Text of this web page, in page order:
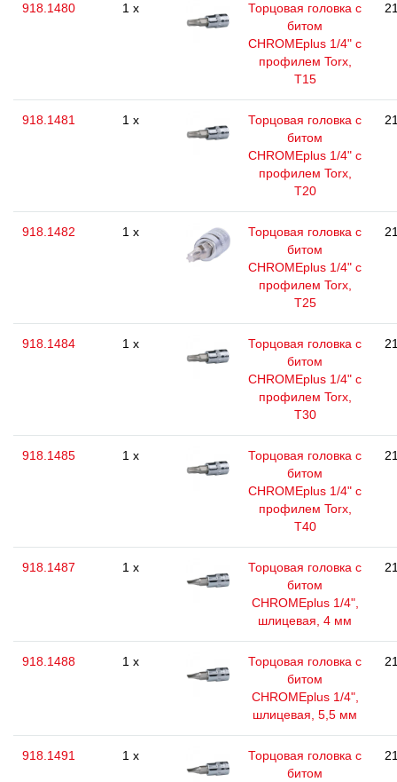
918.1480 1 x
Торцовая головка с
битом
CHROMEplus 1/4" с
профилем Torx,
T15
918.1481 1 x
Торцовая головка с
битом
CHROMEplus 1/4" с
профилем Torx,
T20
918.1482 1 x
Торцовая головка с
битом
CHROMEplus 1/4" с
профилем Torx,
T25
918.1484 1 x
Торцовая головка с
битом
CHROMEplus 1/4" с
профилем Torx,
T30
918.1485 1 x
Торцовая головка с
битом
CHROMEplus 1/4" с
профилем Torx,
T40
918.1487 1 x
Торцовая головка с
битом
CHROMEplus 1/4",
шлицевая, 4 мм
918.1488 1 x
Торцовая головка с
битом
CHROMEplus 1/4",
шлицевая, 5,5 мм
918.1491 1 x
Торцовая головка с
битом